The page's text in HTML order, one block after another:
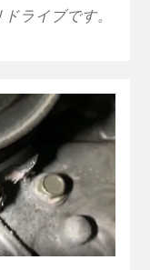
ライブです。